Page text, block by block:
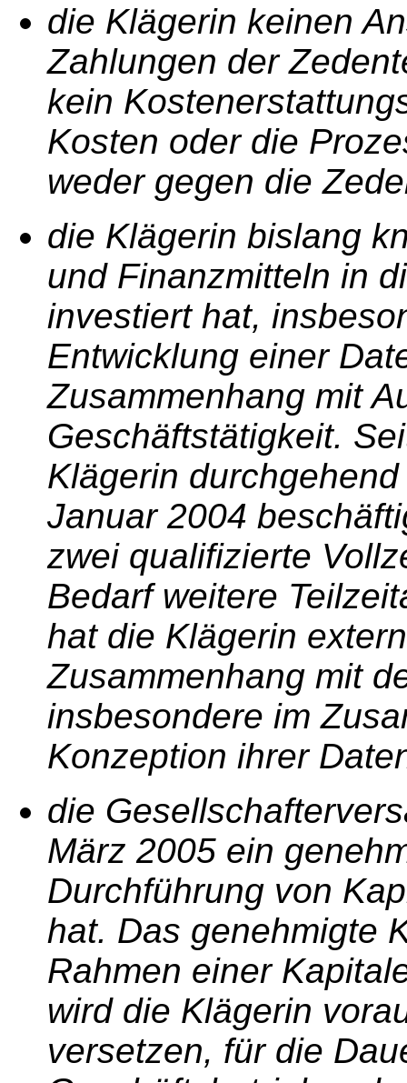
die Klägerin keinen
Zahlungen der
kein
Kosten oder die
weder gegen die
die Klägerin bislang
und Finanzmitteln in
investiert hat,
Entwicklung einer
Zusammenhang mit
Geschäftstätigkeit.
Klägerin
Januar 2004
zwei qualifizierte
Bedarf weitere
hat die Klägerin
Zusammenhang mit
insbesondere im
Konzeption ihrer
die
März 2005 ein
Durchführung von
hat. Das genehmigte
Rahmen einer
wird die Klägerin
versetzen, für die